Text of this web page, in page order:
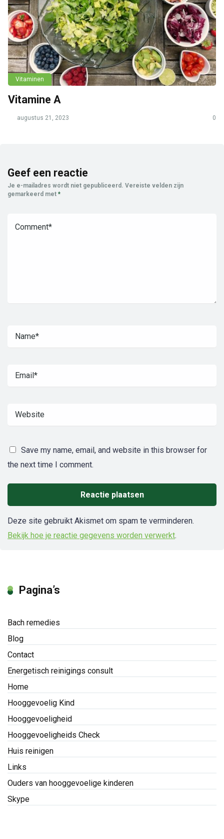
Vitaminen
Vitamine A
augustus 21, 2023 0
Geef een reactie
Je e-mailadres wordt niet gepubliceerd. Vereiste velden zijn
gemarkeerd met *
Save my name, email, and website in this browser for
the next time I comment.
Deze site gebruikt Akismet om spam te verminderen.
Bekijk hoe je reactie gegevens worden verwerkt.
Pagina’s
Bach remedies
Blog
Contact
Energetisch reinigings consult
Home
Hooggevoelig Kind
Hooggevoeligheid
Hooggevoeligheids Check
Huis reinigen
Links
Ouders van hooggevoelige kinderen
Skype